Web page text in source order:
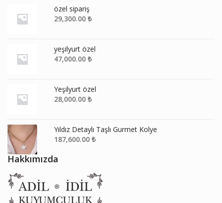
özel sipariş
29,300.00 ₺
yeşilyurt özel
47,000.00 ₺
Yeşilyurt özel
28,000.00 ₺
Yıldız Detaylı Taşlı Gurmet Kolye
187,600.00 ₺
Hakkımızda